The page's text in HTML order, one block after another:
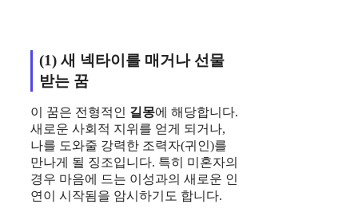
(1) 새 넥타이를 매거나 선물
받는 꿈
이 꿈은 전형적인 길몽에 해당합니다.
새로운 사회적 지위를 얻게 되거나,
나를 도와줄 강력한 조력자(귀인)를
만나게 될 징조입니다. 특히 미혼자의
경우 마음에 드는 이성과의 새로운 인
연이 시작됨을 암시하기도 합니다.